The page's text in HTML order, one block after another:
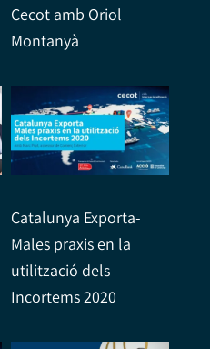
Cecot amb Oriol
Montanyà
Catalunya Exporta-
Males praxis en la
utilització dels
Incortems 2020